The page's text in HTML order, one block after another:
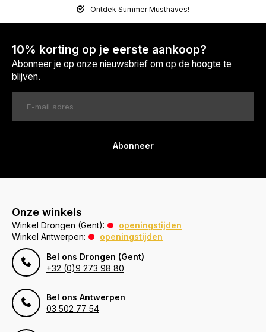
Ontdek Summer Musthaves!
10% korting op je eerste aankoop?
Abonneer je op onze nieuwsbrief om op de hoogte te
blijven.
Abonneer
Onze winkels
Winkel Drongen (Gent):
openingstijden
Winkel Antwerpen:
openingstijden
Bel ons Drongen (Gent)
+32 (0)9 273 98 80
Bel ons Antwerpen
03 502 77 54